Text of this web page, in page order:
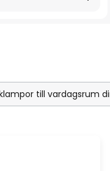
till vardagsrum